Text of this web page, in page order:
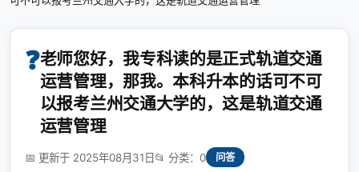
❓老师您好，我专科读的是正式轨道交通
运营管理，那我。本科升本的话可不可
以报考兰州交通大学的，这是轨道交通
运营管理
📅 更新于 2025年08月31日📂 分类：0 问答